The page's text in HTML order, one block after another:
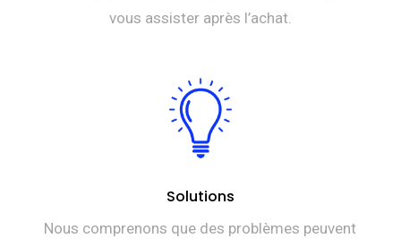
vous assister après l’achat.
Solutions
Nous comprenons que des problèmes peuvent